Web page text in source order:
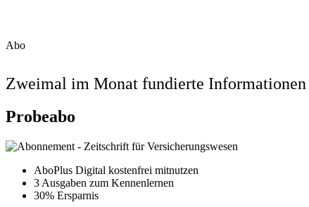
Abo
Zweimal im Monat fundierte Informationen
Probeabo
AboPlus Digital kostenfrei mitnutzen
3 Ausgaben zum Kennenlernen
30% Ersparnis